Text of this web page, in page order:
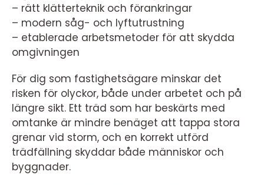
– rätt klätterteknik och förankringar
– modern såg- och lyftutrustning
– etablerade arbetsmetoder för att skydda
omgivningen
För dig som fastighetsägare minskar det
risken för olyckor, både under arbetet och på
längre sikt. Ett träd som har beskärts med
omtanke är mindre benäget att tappa stora
grenar vid storm, och en korrekt utförd
trädfällning skyddar både människor och
byggnader.